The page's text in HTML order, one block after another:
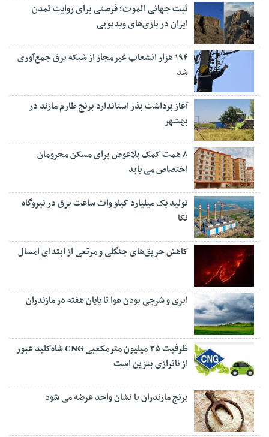
ثبت جهانی الموت؛ فرصتی برای روایت تمدن
ایران در بازی‌های ویدیویی
۱۹۴ هزار انشعاب غیرمجاز از شبکه برق جمع‌آوری
شد
آغاز برداشت بذر استاندارد برنج طارم مازند در
بهشهر
۸ همت کمک بلاعوض برای مسکن محرومان
اختصاص می یابد
تولید یک میلیارد کیلو وات ساعت برق در نیروگاه
نکا
کاهش حریق‌های جنگلی و مرتعی از ابتدای امسال
ابری و شرجی بودن هوا تا پایان هفته در مازندران
ظرفیت ۳۵ میلیون مترمکعبی CNG شاه‌کلید عبور
از ناترازی بنزین است
برنج مازندران با نشان واحد عرضه می شود